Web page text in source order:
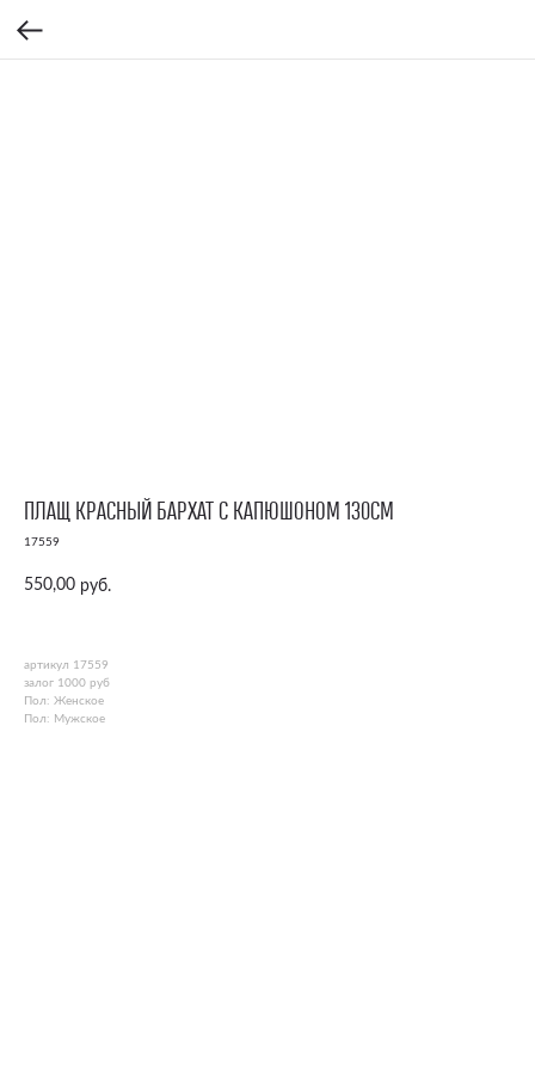
ПЛАЩ КРАСНЫЙ БАРХАТ С КАПЮШОНОМ 130СМ
17559
550,00 руб.
артикул 17559
залог 1000 руб
Пол: Женское
Пол: Мужское